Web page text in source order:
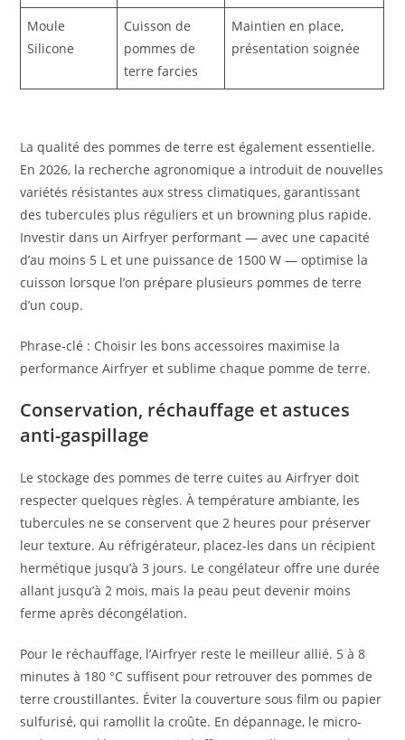
Moule
Silicone
Cuisson de
pommes de
terre farcies
Maintien en place,
présentation soignée
La qualité des pommes de terre est également essentielle.
En 2026, la recherche agronomique a introduit de nouvelles
variétés résistantes aux stress climatiques, garantissant
des tubercules plus réguliers et un browning plus rapide.
Investir dans un Airfryer performant — avec une capacité
d’au moins 5 L et une puissance de 1500 W — optimise la
cuisson lorsque l’on prépare plusieurs pommes de terre
d’un coup.
Phrase-clé : Choisir les bons accessoires maximise la
performance Airfryer et sublime chaque pomme de terre.
Conservation, réchauffage et astuces
anti-gaspillage
Le stockage des pommes de terre cuites au Airfryer doit
respecter quelques règles. À température ambiante, les
tubercules ne se conservent que 2 heures pour préserver
leur texture. Au réfrigérateur, placez-les dans un récipient
hermétique jusqu’à 3 jours. Le congélateur offre une durée
allant jusqu’à 2 mois, mais la peau peut devenir moins
ferme après décongélation.
Pour le réchauffage, l’Airfryer reste le meilleur allié. 5 à 8
minutes à 180 °C suffisent pour retrouver des pommes de
terre croustillantes. Éviter la couverture sous film ou papier
sulfurisé, qui ramollit la croûte. En dépannage, le micro-